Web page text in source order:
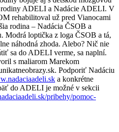
rodiny ADELI a Nadácie ADELI. V
rehabilitoval už pred Vianocami
rodina – Nadácia ČSOB a
Modrá loptička z loga ČSOB a tá,
náhodná zhoda. Alebo? Nič nie
sa do ADELI verme, sa naplní.
s maliarom Marekom
Podporiť Nadáciu
a konkrétne
do ADELI je možné v sekcii
pribehy/pomoc-